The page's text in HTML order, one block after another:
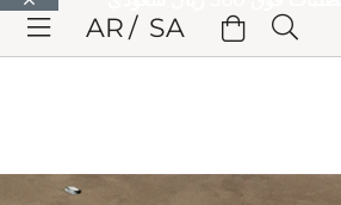
إلى المحتوى الرئيسي
الانتقال إلى
SA
AR